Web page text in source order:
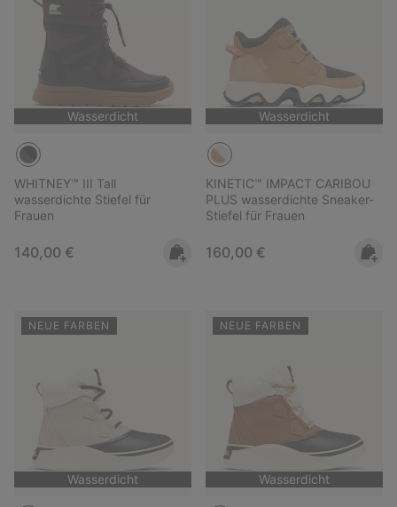
Wasserdicht
WHITNEY™ III Tall
wasserdichte Stiefel für
Frauen
Regular price:
140,00 €
Wasserdicht
KINETIC™ IMPACT CARIBOU
PLUS wasserdichte Sneaker-
Stiefel für Frauen
Regular price:
160,00 €
NEUE FARBEN
Wasserdicht
NEUE FARBEN
Wasserdicht